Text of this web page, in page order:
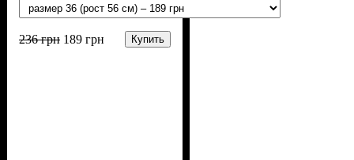
236грн 189 грн Купить